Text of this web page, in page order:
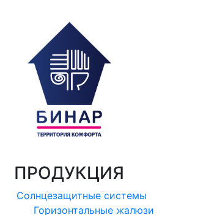
ПРОДУКЦИЯ
Солнцезащитные системы
Горизонтальные жалюзи